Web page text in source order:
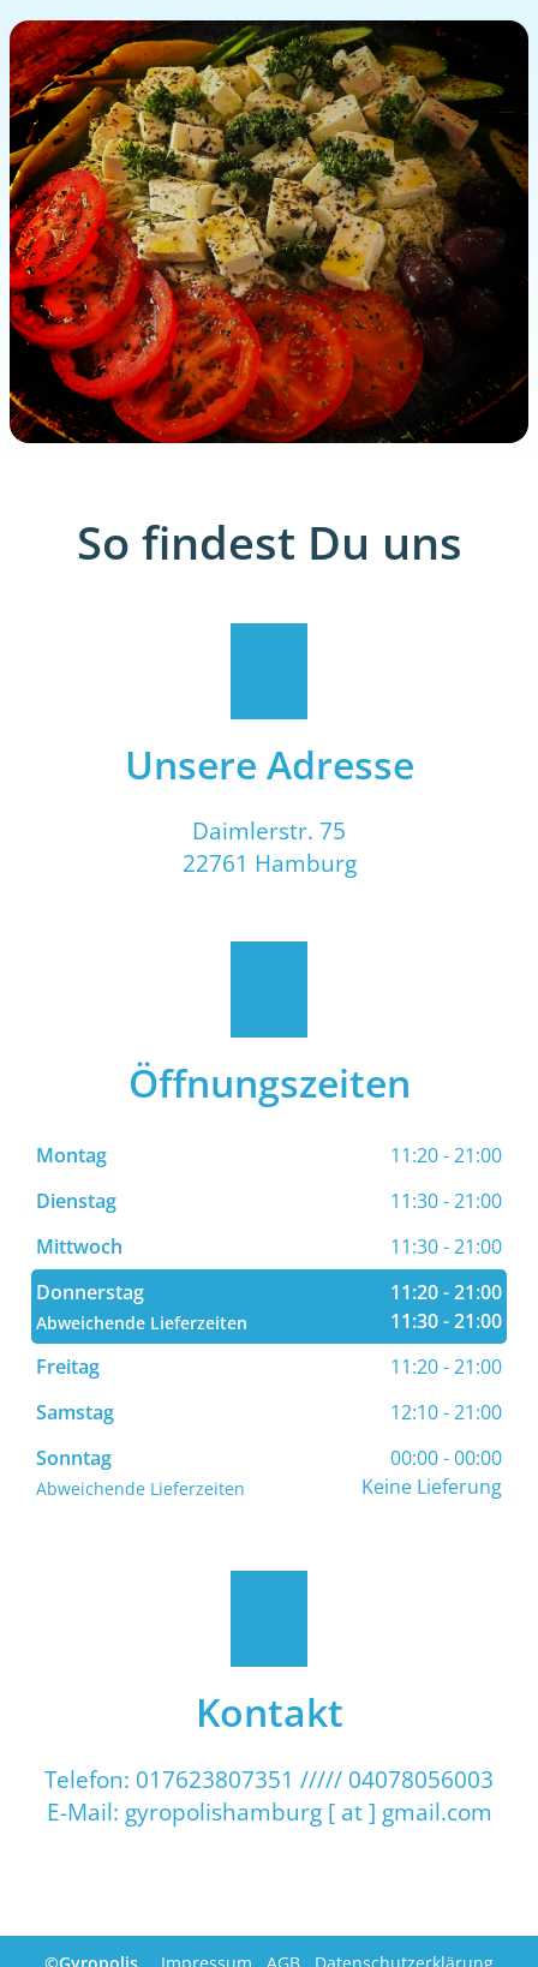
So findest Du uns
Unsere Adresse
Daimlerstr. 75
22761 Hamburg
Öffnungszeiten
Montag
11:20 - 21:00
Dienstag
11:30 - 21:00
Mittwoch
11:30 - 21:00
Donnerstag
11:20 - 21:00
Abweichende Lieferzeiten
11:30 - 21:00
Freitag
11:20 - 21:00
Samstag
12:10 - 21:00
Sonntag
00:00 - 00:00
Abweichende Lieferzeiten Keine Lieferung
Kontakt
Telefon: 017623807351 ///// 04078056003
E-Mail: gyropolishamburg [ at ] gmail.com